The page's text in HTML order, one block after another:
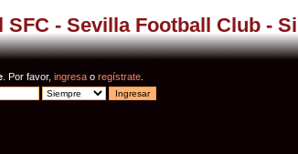
SFC - Sevilla Football Club -
. Por favor,ingresa oregístrate